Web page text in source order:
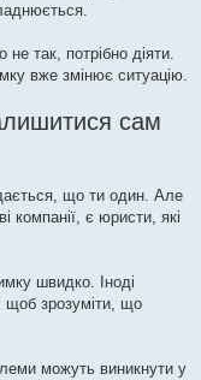
так, потрібно діяти.
вже змінює ситуацію.
сам
що ти один. Але
компанії, є юристи, які
швидко. Іноді
щоб зрозуміти, що
можуть виникнути у